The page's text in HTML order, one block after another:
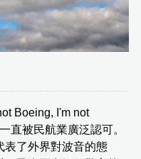
Boeing, I'm not
直被民航業廣泛認可。
表了外界對波音的態